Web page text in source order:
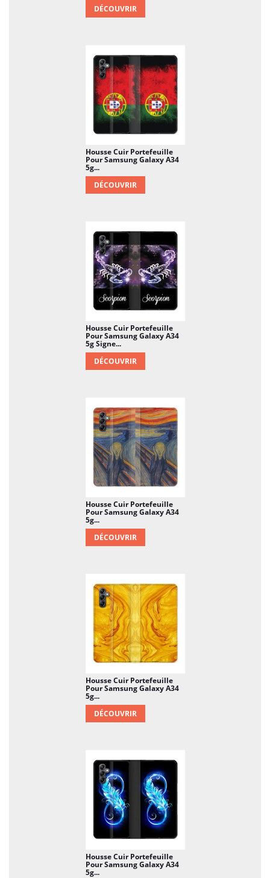
DÉCOUVRIR
Housse Cuir Portefeuille
Pour Samsung Galaxy A34
5g...
DÉCOUVRIR
Housse Cuir Portefeuille
Pour Samsung Galaxy A34
5g Signe...
DÉCOUVRIR
Housse Cuir Portefeuille
Pour Samsung Galaxy A34
5g...
DÉCOUVRIR
Housse Cuir Portefeuille
Pour Samsung Galaxy A34
5g...
DÉCOUVRIR
Housse Cuir Portefeuille
Pour Samsung Galaxy A34
5g...